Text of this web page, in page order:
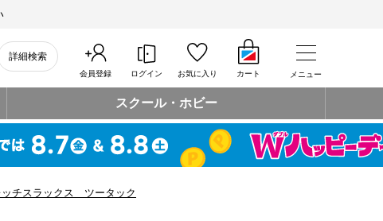
詳細検索
会員登録 ログイン お気に入り カート メニュー
スクール・ホビー
チスラックス ツータック